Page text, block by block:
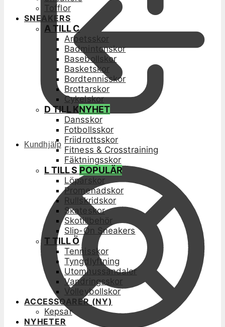
Kundhjälp
Tofflor
SNEAKERS
A TILL C
Arbetsskor
Badmintonskor
Basebollskor
Basketskor
Bordtennisskor
Brottarskor
Cykelskor
D TILL KNYHET
Dansskor
Fotbollsskor
Friidrottsskor
Fitness & Crosstraining
Fäktningsskor
L TILL S POPULÄR
Löparskor
Promenadskor
Rullskridskor
Skateskor
Skotillbehör
Slip-On Sneakers
T TILL Ö
Tennisskor
Tyngdlyftning
Utomhussandaler
Vandringsskor
Volleybollskor
ACCESSOARER (NY)
Kepsar
NYHETER